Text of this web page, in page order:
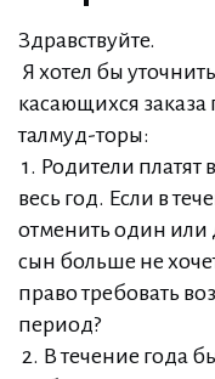
Здравствуйте.
Я хотел бы
касающихся
талмуд-торы:
1. Родители платят
весь год. Если в
отменить один или
сын больше не
право требовать
период?
2. В течение года